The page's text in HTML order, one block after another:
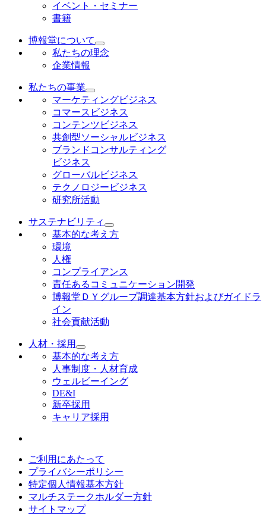
イベント・セミナー
書籍
博報堂について
私たちの理念
企業情報
私たちの事業
マーケティングビジネス
コマースビジネス
コンテンツビジネス
共創型ソーシャルビジネス
ブランドコンサルティング
ビジネス
グローバルビジネス
テクノロジービジネス
研究所活動
サステナビリティ
基本的な考え方
環境
人権
コンプライアンス
責任あるコミュニケーション開発
博報堂ＤＹグループ調達基本方針およびガイドラ
イン
社会貢献活動
人材・採用
基本的な考え方
人事制度・人材育成
ウェルビーイング
DE&I
新卒採用
キャリア採用
ご利用にあたって
プライバシーポリシー
特定個人情報基本方針
マルチステークホルダー方針
サイトマップ